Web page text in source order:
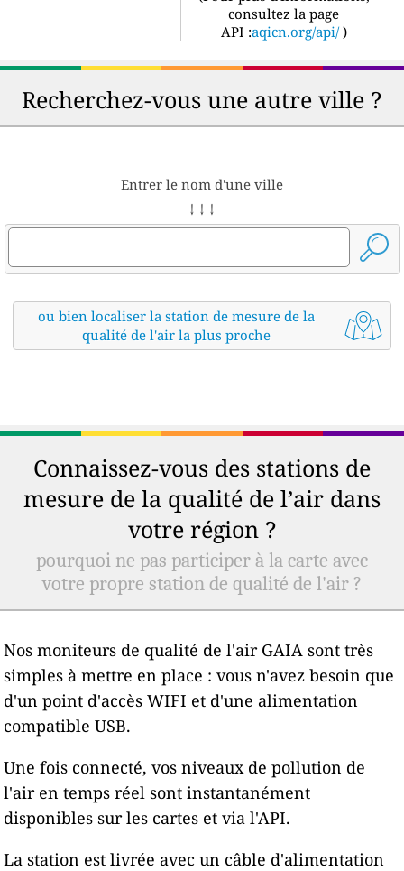
consultez la page
API :aqicn.org/api/ )
Recherchez-vous une autre ville ?
Entrer le nom d'une ville
↓ ↓ ↓
ou bien localiser la station de mesure de la
qualité de l'air la plus proche
Connaissez-vous des stations de
mesure de la qualité de l’air dans
votre région ?
pourquoi ne pas participer à la carte avec
votre propre station de qualité de l'air ?
Nos moniteurs de qualité de l'air GAIA sont très
simples à mettre en place : vous n'avez besoin que
d'un point d'accès WIFI et d'une alimentation
compatible USB.
Une fois connecté, vos niveaux de pollution de
l'air en temps réel sont instantanément
disponibles sur les cartes et via l'API.
La station est livrée avec un câble d'alimentation